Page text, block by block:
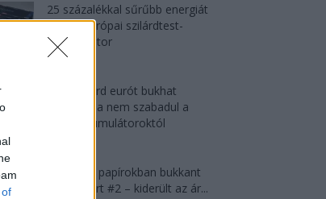
of
25 százalékkal sűrűbb energiát
rejt az európai szilárdtest-
akkumulátor
2026-08-07
150 milliárd eurót bukhat
Európa, ha nem szabadul a
kínai akkumulátoroktól
Hivatalos papírokban bukkant
fel a Smart #2 – kiderült az ár...